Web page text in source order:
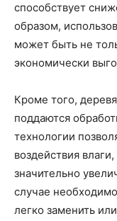
способствует
образом,
может быть не
экономически
Кроме того,
поддаются
технологии
воздействия
значительно
случае
легко заменить